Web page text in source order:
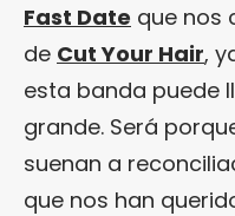
Fast Date que nos
de Cut Your Hair,
esta banda puede
grande. Será
suenan a
que nos han